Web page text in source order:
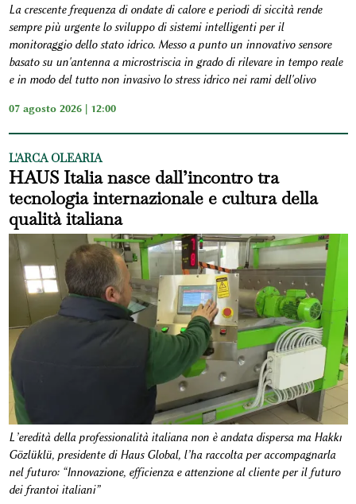
La crescente frequenza di ondate di calore e periodi di siccità rende
sempre più urgente lo sviluppo di sistemi intelligenti per il
monitoraggio dello stato idrico. Messo a punto un innovativo sensore
basato su un'antenna a microstriscia in grado di rilevare in tempo reale
e in modo del tutto non invasivo lo stress idrico nei rami dell'olivo
07 agosto 2026 | 12:00
L'ARCA OLEARIA
HAUS Italia nasce dall’incontro tra
tecnologia internazionale e cultura della
qualità italiana
L’eredità della professionalità italiana non è andata dispersa ma Hakkı
Gözlüklü, presidente di Haus Global, l’ha raccolta per accompagnarla
nel futuro: “Innovazione, efficienza e attenzione al cliente per il futuro
dei frantoi italiani”